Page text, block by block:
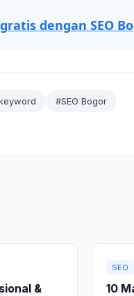
dengan SEO
#SEO Bogor
&
SEO
10